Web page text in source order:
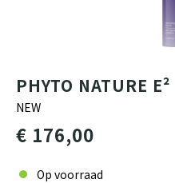
PHYTO NATURE E²
NEW
€ 176,00
Op voorraad